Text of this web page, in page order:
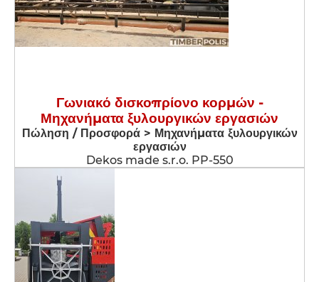
Γωνιακό δισκοπρίονο κορμών -
Μηχανήματα ξυλουργικών εργασιών
Πώληση / Προσφορά > Μηχανήματα ξυλουργικών
εργασιών
Dekos made s.r.o. PP-550